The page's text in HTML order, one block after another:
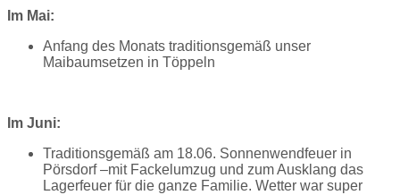
Im Mai:
Anfang des Monats traditionsgemäß unser
Maibaumsetzen in Töppeln
Im Juni:
Traditionsgemäß am 18.06. Sonnenwendfeuer in
Pörsdorf –mit Fackelumzug und zum Ausklang das
Lagerfeuer für die ganze Familie. Wetter war super